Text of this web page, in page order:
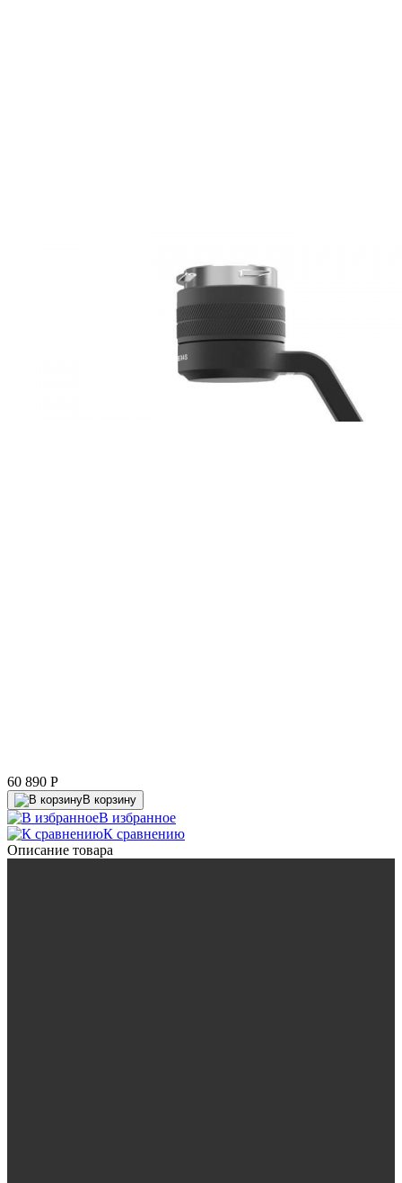
60 890 P
В корзину
В избранное
К сравнению
Описание товара